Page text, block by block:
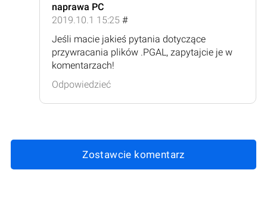
naprawa PC
2019.10.1 15:25 #
Jeśli macie jakieś pytania dotyczące
przywracania plików .PGAL, zapytajcie je w
komentarzach!
Odpowiedzieć
Zostawcie komentarz